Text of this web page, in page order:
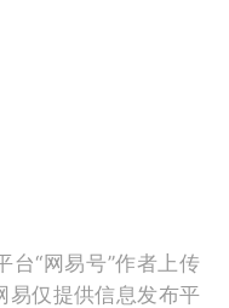
台“网易号”作者上传
易仅提供信息发布平